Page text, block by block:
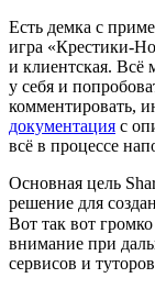
Есть демка с
игра «Крестики-
и клиентская. Всё
у себя и
комментировать,
документация с
всё в процессе
Основная цель
решение для
Вот так вот
внимание при
сервисов и